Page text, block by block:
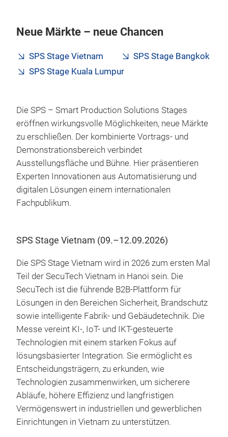
Neue Märkte – neue Chancen
SPS Stage Vietnam
SPS Stage Bangkok
SPS Stage Kuala Lumpur
Die SPS – Smart Production Solutions Stages
eröffnen wirkungsvolle Möglichkeiten, neue Märkte
zu erschließen. Der kombinierte Vortrags- und
Demonstrationsbereich verbindet
Ausstellungsfläche und Bühne. Hier präsentieren
Experten Innovationen aus Automatisierung und
digitalen Lösungen einem internationalen
Fachpublikum.
SPS Stage Vietnam (09.–12.09.2026)
Die SPS Stage Vietnam wird in 2026 zum ersten Mal
Teil der SecuTech Vietnam in Hanoi sein. Die
SecuTech ist die führende B2B-Plattform für
Lösungen in den Bereichen Sicherheit, Brandschutz
sowie intelligente Fabrik- und Gebäudetechnik. Die
Messe vereint KI-, IoT- und IKT-gesteuerte
Technologien mit einem starken Fokus auf
lösungsbasierter Integration. Sie ermöglicht es
Entscheidungsträgern, zu erkunden, wie
Technologien zusammenwirken, um sicherere
Abläufe, höhere Effizienz und langfristigen
Vermögenswert in industriellen und gewerblichen
Einrichtungen in Vietnam zu unterstützen.